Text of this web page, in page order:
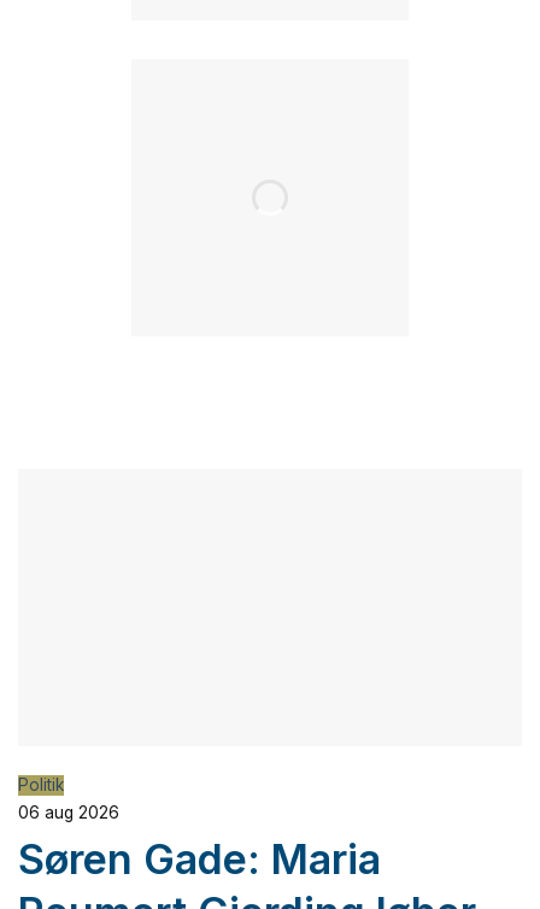
Politik
06 aug 2026
Søren Gade: Maria